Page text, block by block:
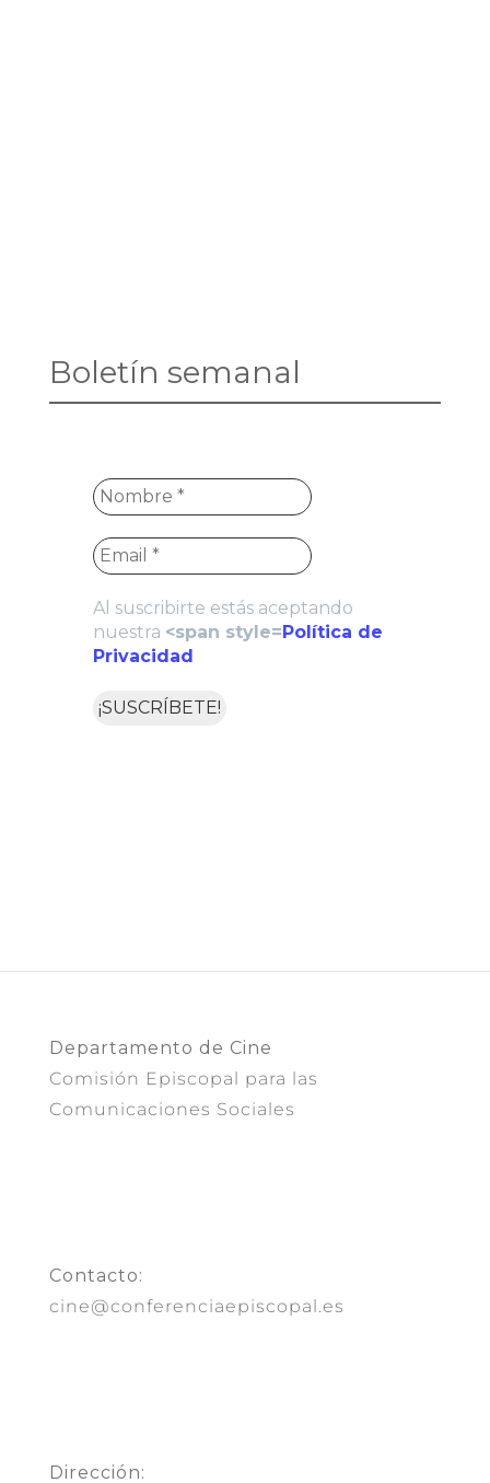
Boletín semanal
Al suscribirte estás aceptando
nuestra <span style=Política de
Privacidad
Departamento de Cine
Comisión Episcopal para las
Comunicaciones Sociales
Contacto:
cine@conferenciaepiscopal.es
Dirección: